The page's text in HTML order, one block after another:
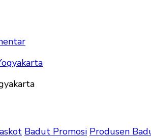
Badut
BPS
Yogyakarta
Badut Promosi Produsen